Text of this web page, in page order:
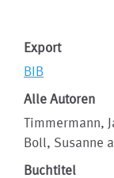
Export
BIB
Alle Autoren
Timmermann,
Boll, Susanne
Buchtitel